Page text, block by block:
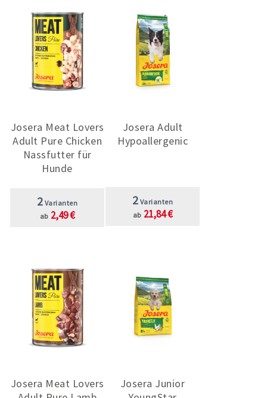
Josera Meat Lovers
Adult Pure Chicken
Nassfutter für
Hunde
2 Varianten
ab 2,49 €
Josera Adult
Hypoallergenic
2 Varianten
ab 21,84 €
Josera Meat Lovers
Josera Junior